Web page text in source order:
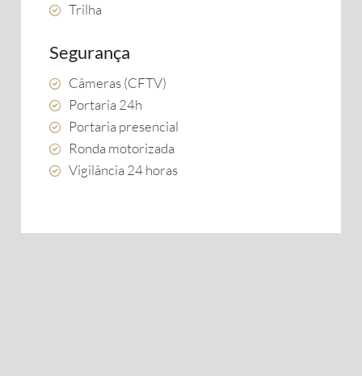
Trilha
Segurança
Câmeras (CFTV)
Portaria 24h
Portaria presencial
Ronda motorizada
Vigilância 24 horas